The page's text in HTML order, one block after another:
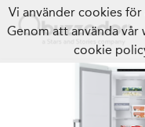
Vi använder cookies
Genom att använda
cookie